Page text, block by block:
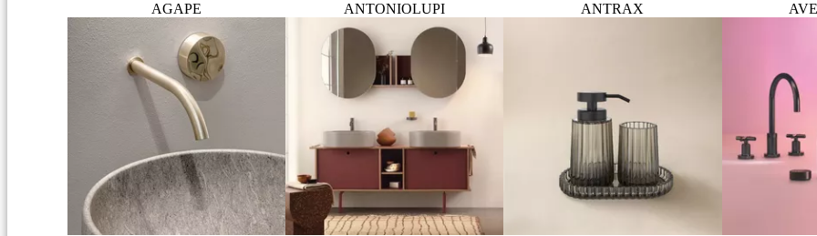
AGAPE ANTONIOLUPI ANTRAX